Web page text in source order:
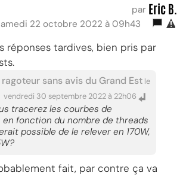
par Eric B.
22 octobre 2022 à 09h43
réponses tardives, bien pris par
ragoteur sans avis du Grand Est le
vendredi 30 septembre 2022 à 22h06
tracerez les courbes de
fonction du nombre de threads
possible de le relever en 170W,
fait, par contre ça va